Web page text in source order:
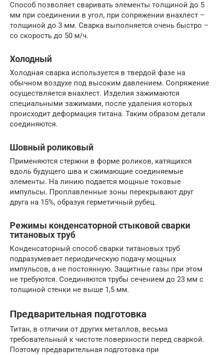
Способ позволяет сваривать элементы толщиной до 5
мм при соединении в угол, при сопряжении внахлест –
толщиной до 3 мм. Сварка выполняется очень быстро –
со скорость до 50 м/ч.
Холодный
Холодная сварка используется в твердой фазе на
обычном воздухе под высоким давлением. Сопряжение
осуществляется внахлест. Изделия зажимаются
специальными зажимами, после удаления которых
происходит деформация титана. Таким образом детали
соединяются.
Шовный роликовый
Применяются стержни в форме роликов, катящихся
вдоль будущего шва и сжимающие соединяемые
элементы. На линию подается мощные токовые
импульсы. Проплавленные зоны перекрывают друг
друга на 15%, образуя герметичный рубец.
Режимы конденсаторной стыковой сварки
титановых труб
Конденсаторный способ сварки титановых труб
подразумевает периодическую подачу мощных
импульсов, а не постоянную. Защитные газы при этом
не требуются. Соединяются трубы сечением до 23 мм с
толщиной стенки не выше 1,5 мм.
Предварительная подготовка
Титан, в отличии от других металлов, весьма
требовательный к чистоте поверхности перед сваркой.
Поэтому предварительная подготовка при